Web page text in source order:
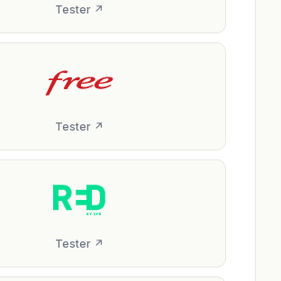
Tester ↗
Tester ↗
Tester ↗